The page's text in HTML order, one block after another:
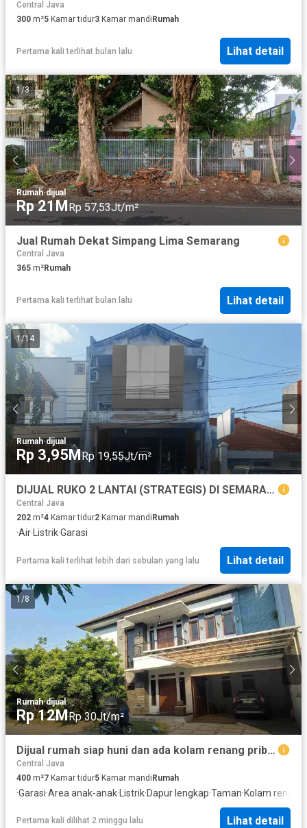
Central Java
300 m²5 Kamar tidur3 Kamar mandiRumah
Pertama kali terlihat bulan lalu Lihat detail
1/3
Rumah·dijual
Rp 21MRp 57,53Jt/m²
Jual Rumah Dekat Simpang Lima Semarang
Central Java
365 m²Rumah
Pertama kali terlihat bulan lalu Lihat detail
1/14
Rumah·dijual
Rp 3,95MRp 19,55Jt/m²
DIJUAL RUKO 2 LANTAI (STRATEGIS) DI SEMARANG TENGAH
Central Java
202 m²4 Kamar tidur2 Kamar mandi Rumah
·Air· Listrik·Garasi
Pertama kali terlihat lebih dari sebulan yang lalu Lihat detail
1 /8
Rumah·dijual
Rp 12MRp 30Jt/m²
Dijual rumah siap huni dan ada kolam renang pribadi
Central Java
400 m²7 Kamar tidur5 Kamar mandiRumah
·Garasi·Area anak-anak·Listrik·Dapur lengkap·Taman·Kolam renang
Pertama kali dilihat 2 minggu lalu Lihat detail